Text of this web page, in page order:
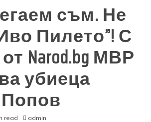
съм. Не
Пилето”! С
Narod.bg МВР
убиеца
read admin